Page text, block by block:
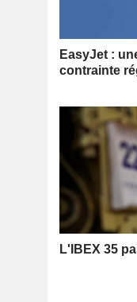
EasyJet :
contrainte
L'IBEX 35